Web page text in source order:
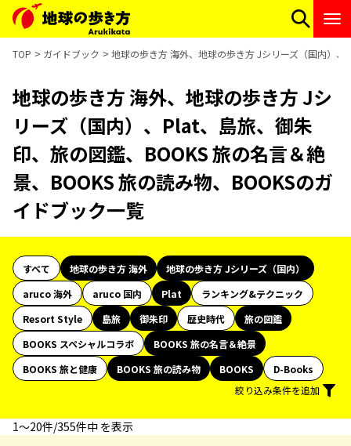
TOP ガイドブック 地球の歩き方 海外、地球の歩き方 Jシリーズ（国内）
地球の歩き方 海外、地球の歩き方 Jシ
リーズ（国内）、Plat、島旅、御朱
印、旅の図鑑、BOOKS 旅の名言＆絶
景、BOOKS 旅の読み物、BOOKSのガ
イドブック一覧
すべて 地球の歩き方 海外
地球の歩き方 Jシリーズ（国内）
aruco 海外
aruco 国内 Plat
ランキング&テクニック
Resort Style
島旅 御朱印 歴史時代
旅の図鑑
BOOKS スペシャルコラボ
BOOKS 旅の名言＆絶景
BOOKS 旅と健康
BOOKS 旅の読み物 BOOKS
D-Books
絞り込み条件を追加
1〜20件/355件中 を表示